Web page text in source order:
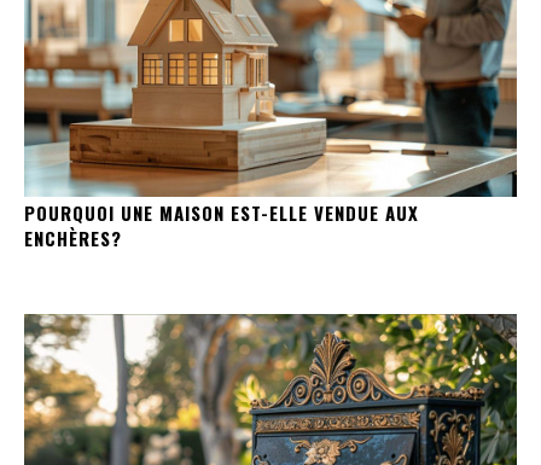
POURQUOI UNE MAISON EST-ELLE VENDUE AUX
ENCHÈRES?